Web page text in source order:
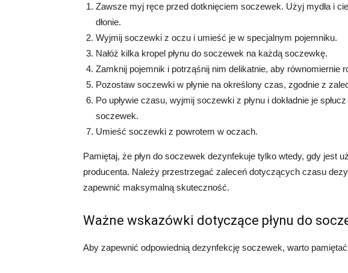
Zawsze myj ręce przed dotknięciem soczewek. Użyj mydła i
dłonie.
Wyjmij soczewki z oczu i umieść je w specjalnym pojemniku.
Nałóż kilka kropel płynu do soczewek na każdą soczewkę.
Zamknij pojemnik i potrząśnij nim delikatnie, aby równomiernie
Pozostaw soczewki w płynie na określony czas, zgodnie z
Po upływie czasu, wyjmij soczewki z płynu i dokładnie je
soczewek.
Umieść soczewki z powrotem w oczach.
Pamiętaj, że płyn do soczewek dezynfekuje tylko wtedy, gdy jest
producenta. Należy przestrzegać zaleceń dotyczących czasu
zapewnić maksymalną skuteczność.
Ważne wskazówki dotyczące płynu do
Aby zapewnić odpowiednią dezynfekcję soczewek, warto